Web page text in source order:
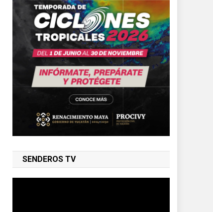
SENDEROS TV